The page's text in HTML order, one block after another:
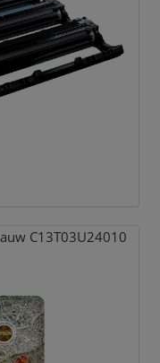
C13T03U24010